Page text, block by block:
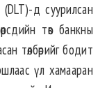
д суурилсан
төв банкны
төлбөрийг бодит
үл хамааран